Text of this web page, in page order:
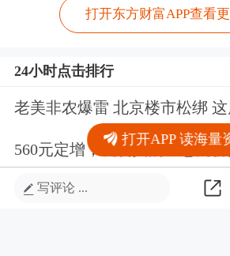
打开东方财富APP查看
24小时点击排行
老美非农爆雷 北京楼市松绑
560元定增，机构真的愿意高
宇树科技破发？笑的合不拢嘴
写评论 ...
打开APP 读海量